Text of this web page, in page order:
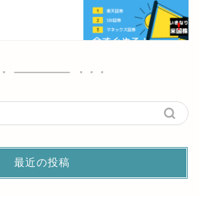
最近の投稿